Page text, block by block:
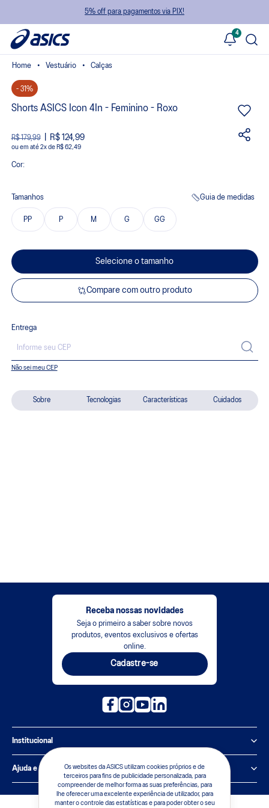
5% off para pagamentos via PIX!
4
Os websites da ASICS utilizam cookies próprios e de
terceiros para fins de publicidade personalizada, para
compreender de melhor forma as suas preferências, para
lhe oferecer uma excelente experiência de utilizador, para
manter o controle das estatísticas e para poder obter o seu
Sobre Tecnologias Características Cuidados
Vestuário Calças
- 31%
Shorts ASICS Icon 4In - Feminino - Roxo
R$ 179,99 R$ 124,99
ou 2xde R$ 62,49
Cor:
Tamanhos Guia de medidas
PP P M G GG
Selecione o tamanho
Compare com outro produto
Entrega
Não sei meu CEP
Receba nossas novidades
Seja o primeiro a saber sobre novos
produtos, eventos exclusivos e ofertas
online.
Cadastre-se
Institucional
Política de Privacidade
Sobre a ASICS
Ajuda e suporte
Central de Relacionamento